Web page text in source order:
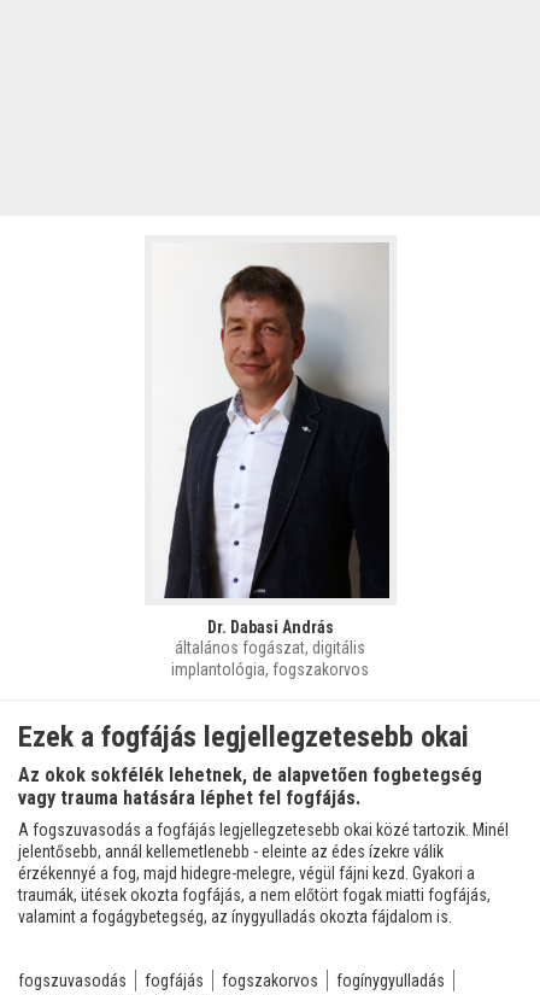
Dr. Dabasi András
általános fogászat, digitális
implantológia, fogszakorvos
Ezek a fogfájás legjellegzetesebb okai
Az okok sokfélék lehetnek, de alapvetően fogbetegség
vagy trauma hatására léphet fel fogfájás.
A fogszuvasodás a fogfájás legjellegzetesebb okai közé tartozik. Minél
jelentősebb, annál kellemetlenebb - eleinte az édes ízekre válik
érzékennyé a fog, majd hidegre-melegre, végül fájni kezd. Gyakori a
traumák, ütések okozta fogfájás, a nem előtört fogak miatti fogfájás,
valamint a fogágybetegség, az ínygyulladás okozta fájdalom is.
fogszuvasodás fogfájás fogszakorvos
fogínygyulladás